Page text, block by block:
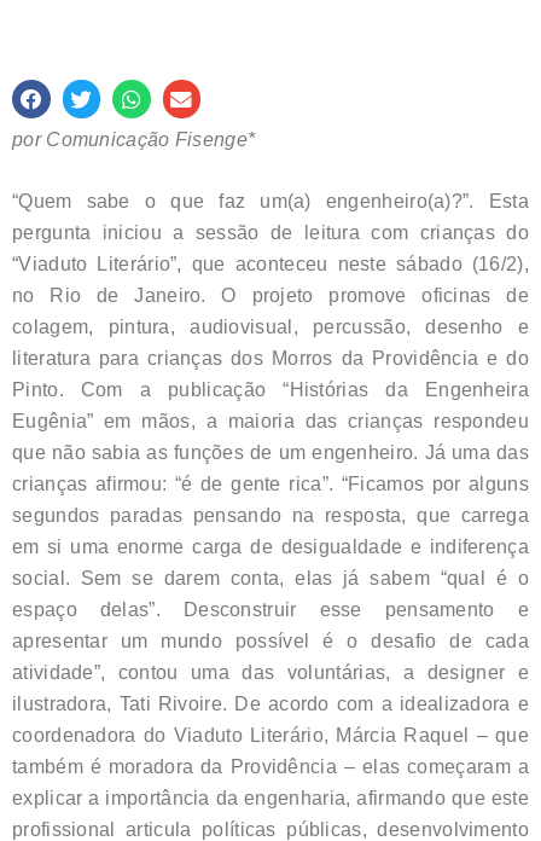
por Comunicação Fisenge*
“Quem sabe o que faz um(a) engenheiro(a)?”. Esta
pergunta iniciou a sessão de leitura com crianças do
“Viaduto Literário”, que aconteceu neste sábado (16/2),
no Rio de Janeiro. O projeto promove oficinas de
colagem, pintura, audiovisual, percussão, desenho e
literatura para crianças dos Morros da Providência e do
Pinto. Com a publicação “Histórias da Engenheira
Eugênia” em mãos, a maioria das crianças respondeu
que não sabia as funções de um engenheiro. Já uma das
crianças afirmou: “é de gente rica”. “Ficamos por alguns
segundos paradas pensando na resposta, que carrega
em si uma enorme carga de desigualdade e indiferença
social. Sem se darem conta, elas já sabem “qual é o
espaço delas”. Desconstruir esse pensamento e
apresentar um mundo possível é o desafio de cada
atividade”, contou uma das voluntárias, a designer e
ilustradora, Tati Rivoire. De acordo com a idealizadora e
coordenadora do Viaduto Literário, Márcia Raquel – que
também é moradora da Providência – elas começaram a
explicar a importância da engenharia, afirmando que este
profissional articula políticas públicas, desenvolvimento